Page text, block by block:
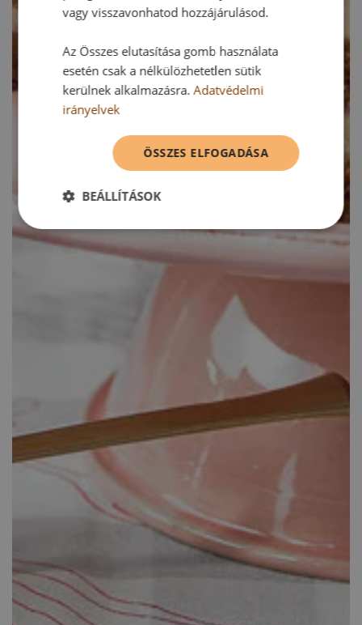
vagy visszavonhatod hozzájárulásod.
Az Összes elutasítása gomb használata
esetén csak a nélkülözhetetlen sütik
kerülnek alkalmazásra.Adatvédelmi
irányelvek
ÖSSZES ELFOGADÁSA
BEÁLLÍTÁSOK